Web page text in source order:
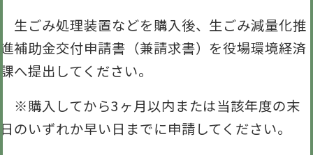
生ごみ処理装置などを購入後、生ごみ減量化推
進補助金交付申請書（兼請求書）を役場環境経済
課へ提出してください。
※購入してから3ヶ月以内または当該年度の末
日のいずれか早い日までに申請してください。